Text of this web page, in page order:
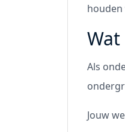
houden
Als
Jouw